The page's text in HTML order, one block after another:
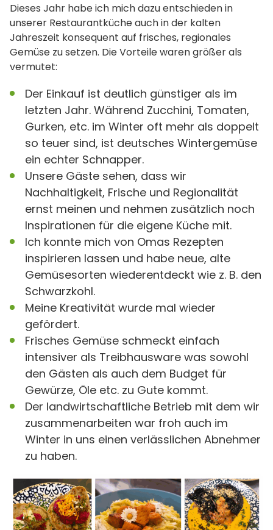
Dieses Jahr habe ich mich dazu entschieden in
unserer Restaurantküche auch in der kalten
Jahreszeit konsequent auf frisches, regionales
Gemüse zu setzen. Die Vorteile waren größer als
vermutet:
Der Einkauf ist deutlich günstiger als im
letzten Jahr. Während Zucchini, Tomaten,
Gurken, etc. im Winter oft mehr als doppelt
so teuer sind, ist deutsches Wintergemüse
ein echter Schnapper.
Unsere Gäste sehen, dass wir
Nachhaltigkeit, Frische und Regionalität
ernst meinen und nehmen zusätzlich noch
Inspirationen für die eigene Küche mit.
Ich konnte mich von Omas Rezepten
inspirieren lassen und habe neue, alte
Gemüsesorten wiederentdeckt wie z. B. den
Schwarzkohl.
Meine Kreativität wurde mal wieder
gefördert.
Frisches Gemüse schmeckt einfach
intensiver als Treibhausware was sowohl
den Gästen als auch dem Budget für
Gewürze, Öle etc. zu Gute kommt.
Der landwirtschaftliche Betrieb mit dem wir
zusammenarbeiten war froh auch im
Winter in uns einen verlässlichen Abnehmer
zu haben.